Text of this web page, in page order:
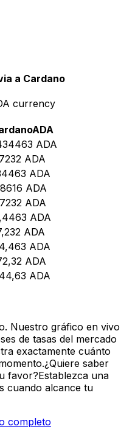
a Cardano
currency
ADA
ADA
ADA
ADA
ADA
ADA
ADA
ADA
ADA
ADA
ADA
Nuestro gráfico en vivo
de tasas del mercado
exactamente cuánto
saber
favor?Establezca una
cuando alcance tu
completo